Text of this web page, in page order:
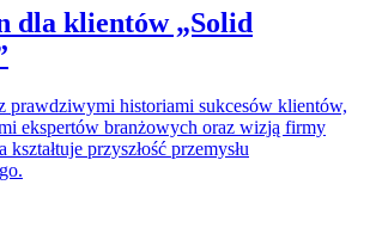
dla klientów „Solid
prawdziwymi historiami sukcesów klientów,
ekspertów branżowych oraz wizją firmy
przyszłość przemysłu